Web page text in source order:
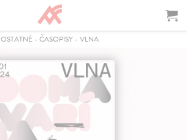
OSTATNÉ - ČASOPISY - VLNA